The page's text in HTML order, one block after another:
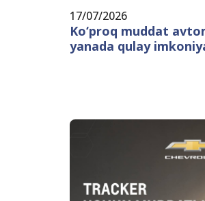
17/07/2026
Ko‘proq muddat
yanada qulay